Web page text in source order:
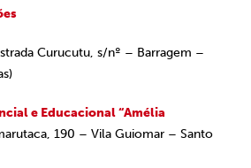
Curucutu, s/nº – Barragem –
e Educacional “Amélia
190 – Vila Guiomar – Santo